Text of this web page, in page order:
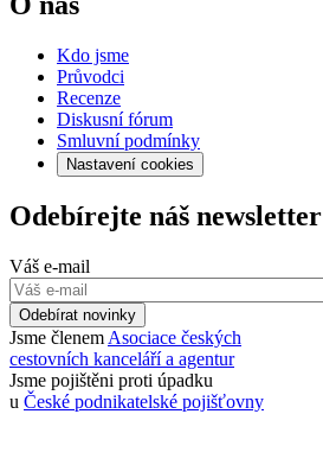
Kdo jsme
Průvodci
Recenze
Diskusní fórum
Smluvní podmínky
Nastavení cookies
Odebírejte náš newsletter
Váš e-mail
Odebírat novinky
Jsme členem Asociace českých
cestovních kanceláří a agentur
Jsme pojištěni proti úpadku
u České podnikatelské pojišťovny